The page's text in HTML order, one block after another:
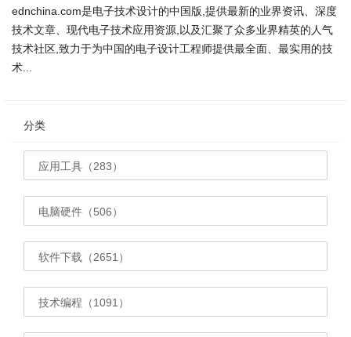
ednchina.com是电子技术设计的中国版,提供最新的业界资讯、深度
技术文章、现代电子技术应用资源,以及汇聚了众多业界精英的人气
技术社区,致力于为中国的电子设计工程师提供最全面、最实用的技
术...
分类
应用工具（283）
电脑硬件（506）
软件下载（2651）
技术编程（1091）